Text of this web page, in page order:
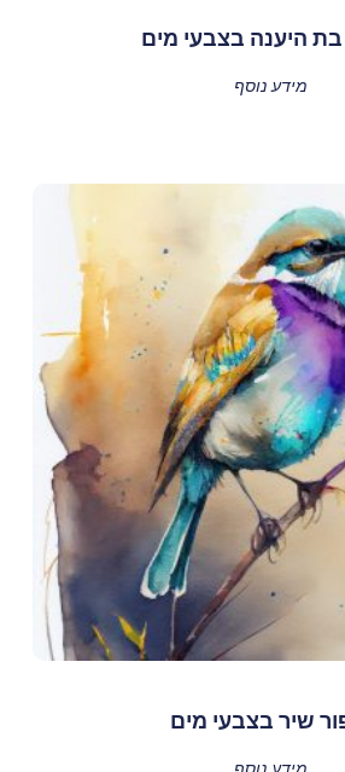
בת היענה בצבעי מים
מידע נוסף
שיר בצבעי מים